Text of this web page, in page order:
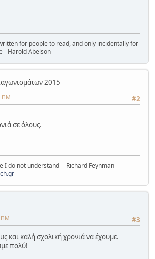
for people to read, and only incidentally for
- Harold Abelson
2015
#2
ΠΜ
σε όλους.
I do not understand -- Richard Feynman
#3
ΠΜ
και καλή σχολική χρονιά να έχουμε.
πολύ!